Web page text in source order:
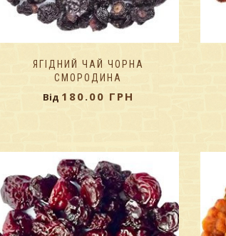
ЯГІДНИЙ ЧАЙ ЧОРНА
СМОРОДИНА
Від 180.00 ГРН